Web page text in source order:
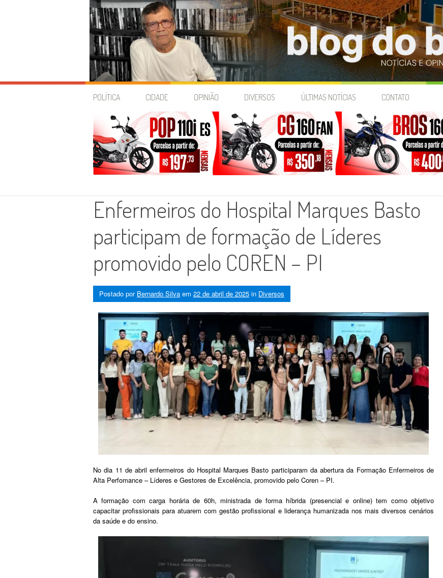
Skip
POLÍTICA CIDADE OPINIÃO DIVERSOS ÚLTIMAS NOTÍCIAS CONTATO
Enfermeiros do Hospital Marques Basto
participam de formação de Líderes
promovido pelo COREN – PI
Postado por Bernardo Silva em 22 de abril de 2025 in Diversos
No dia 11 de abril enfermeiros do Hospital Marques Basto participaram da abertura da Formação Enfermeiros de
Alta Perfomance – Líderes e Gestores de Excelência, promovido pelo Coren – PI.
A formação com carga horária de 60h, ministrada de forma híbrida (presencial e online) tem como objetivo
capacitar profissionais para atuarem com gestão profissional e liderança humanizada nos mais diversos cenários
da saúde e do ensino.